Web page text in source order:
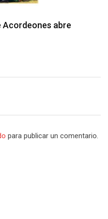
concierto ‘Capital
para publicar un comentario.